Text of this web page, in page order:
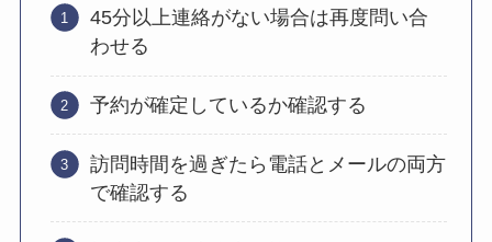
45分以上連絡がない場合は再度問い合
わせる
予約が確定しているか確認する
訪問時間を過ぎたら電話とメールの両方
で確認する